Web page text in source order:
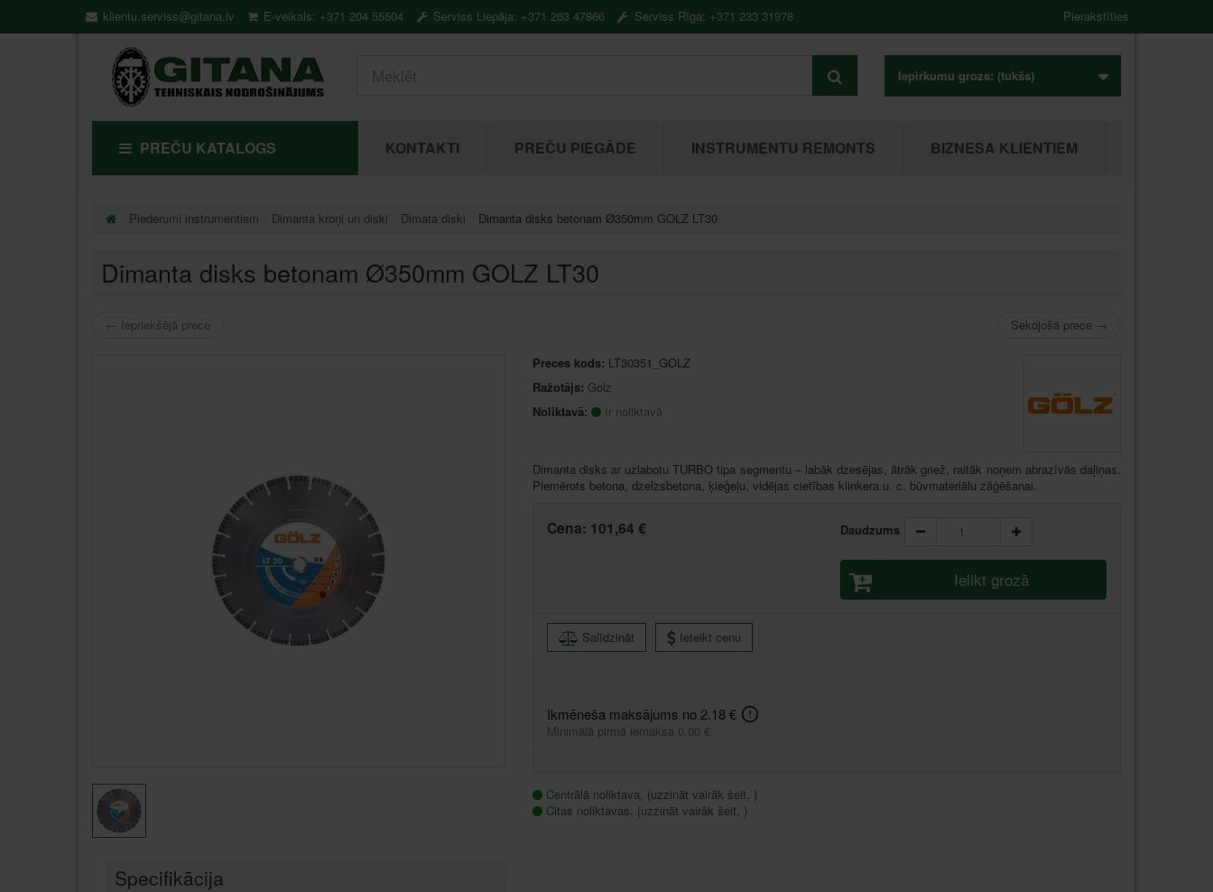
klientu.serviss@gitana.lv E-veikals: +371 204 55504 Serviss Liepāja: +371 263 47866 Serviss Rīga: +371 233 31978 Pierakstīties
Iepirkumu grozs: (tukšs)
PREČU KATALOGS KONTAKTI PREČU PIEGĀDE INSTRUMENTU REMONTS BIZNESA KLIENTIEM
Piederumi instrumentiem Dimanta kroņi un diski Dimata diski Dimanta disks betonam Ø350mm GOLZ LT30
Dimanta disks betonam Ø350mm GOLZ LT30
← Iepriekšējā prece Sekojošā prece →
Preces kods: LT30351_GOLZ
Ražotājs: Golz
Noliktavā:
Ir noliktavā
Dimanta disks ar uzlabotu TURBO tipa segmentu – labāk dzesējas, ātrāk griež, raitāk noņem abrazīvās daļiņas.
Piemērots betona, dzelzsbetona, ķieģeļu, vidējas cietības klinkera u. c. būvmateriālu zāģēšanai.
Cena: 101,64 € Daudzums
Ielikt grozā
Salīdzināt Ieteikt cenu
Ikmēneša maksājums no 2.18 €
Minimālā pirmā iemaksa 0.00 €
Centrālā noliktava, (uzzināt vairāk šeit, )
Citas noliktavas, (uzzināt vairāk šeit, )
Specifikācija